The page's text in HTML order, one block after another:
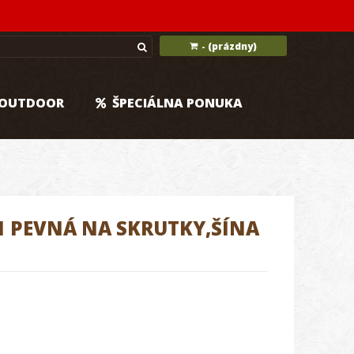
- (prázdny)
ŠPECIÁLNA PONUKA
PEVNÁ NA SKRUTKY,ŠÍNA